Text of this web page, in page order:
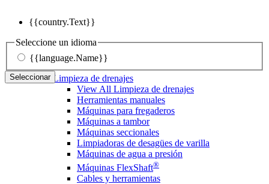
{{country.Text}}
Seleccione un idioma
{{language.Name}}
Seleccionar Limpieza de drenajes
View All Limpieza de drenajes
Herramientas manuales
Máquinas para fregaderos
Máquinas a tambor
Máquinas seccionales
Limpiadoras de desagües de varilla
Máquinas de agua a presión
Máquinas FlexShaft®
Cables y herramientas